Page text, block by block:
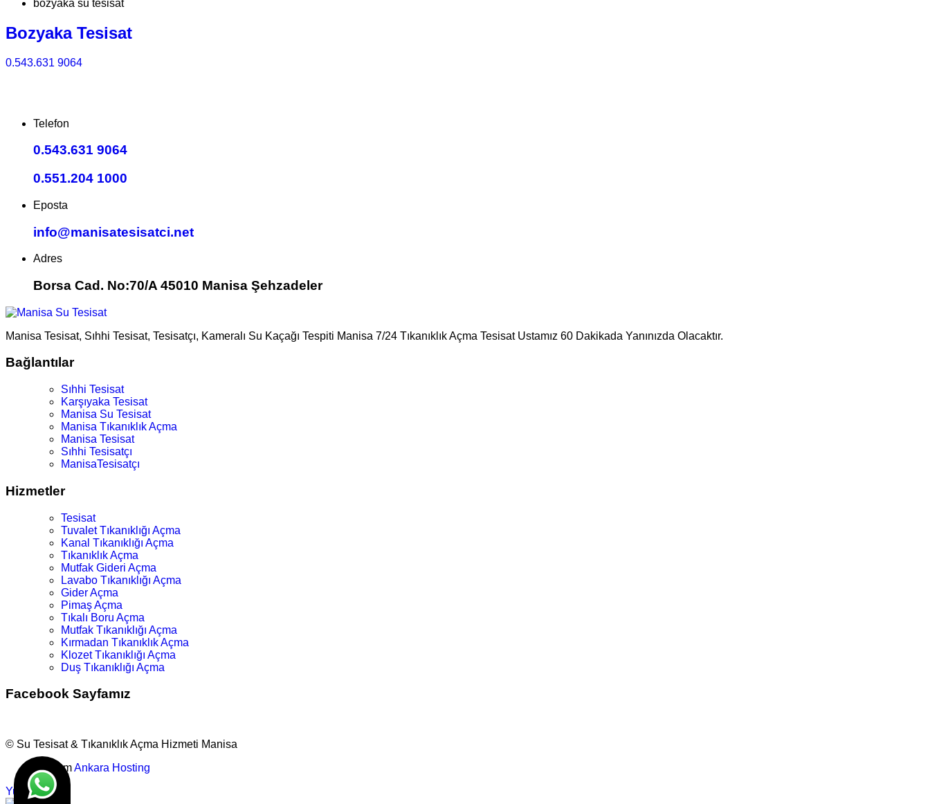
bozyaka su tesisat
Bozyaka Tesisat
0.543.631 9064
Telefon
0.543.631 9064
0.551.204 1000
Eposta
info@manisatesisatci.net
Adres
Borsa Cad. No:70/A 45010 Manisa Şehzadeler
Manisa Tesisat, Sıhhi Tesisat, Tesisatçı, Kameralı Su Kaçağı Tespiti Manisa 7/24 Tıkanıklık Açma Tesisat Ustamız 60 Dakikada Yanınızda Olacaktır.
Bağlantılar
Sıhhi Tesisat
Karşıyaka Tesisat
Manisa Su Tesisat
Manisa Tıkanıklık Açma
Manisa Tesisat
Sıhhi Tesisatçı
ManisaTesisatçı
Hizmetler
Tesisat
Tuvalet Tıkanıklığı Açma
Kanal Tıkanıklığı Açma
Tıkanıklık Açma
Mutfak Gideri Açma
Lavabo Tıkanıklığı Açma
Gider Açma
Pimaş Açma
Tıkalı Boru Açma
Mutfak Tıkanıklığı Açma
Kırmadan Tıkanıklık Açma
Klozet Tıkanıklığı Açma
Duş Tıkanıklığı Açma
Facebook Sayfamız
© Su Tesisat & Tıkanıklık Açma Hizmeti Manisa
TasarımAnkara Hosting
Yukarı